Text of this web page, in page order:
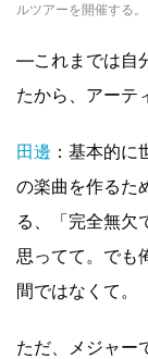
ルツアーを開催する。
―これまでは自
たから、アーテ
田邊 ：基本的
の楽曲を作るた
る、「完全無欠
思ってて。でも
間ではなくて。
ただ、メジャー